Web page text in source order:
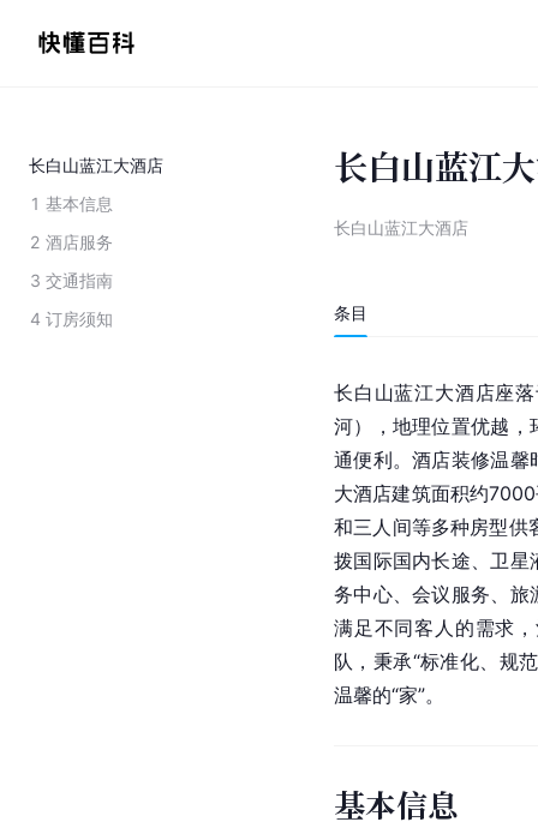
长白山蓝江大酒店
1 基本信息
2 酒店服务
3 交通指南
4 订房须知
长白山蓝江
长白山蓝江大酒店
条目
长白山蓝江大酒店座
河），地理位置优越，
通便利。酒店装修温馨
大酒店建筑面积约
和三人间等多种房型供
拨国际国内长途、 卫星
务中心、会议服务、旅
满足不同客人的需求
队，秉承“标准化、规
温馨的“家”。
基本信息